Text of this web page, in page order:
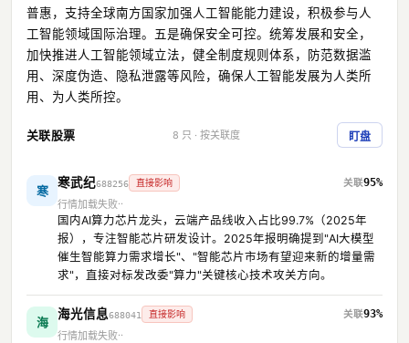
普惠，支持全球南方国家加强人工智能能力建设，积极参与人
工智能领域国际治理。五是确保安全可控。统筹发展和安全，
加快推进人工智能领域立法，健全制度规则体系，防范数据滥
用、深度伪造、隐私泄露等风险，确保人工智能发展为人类所
用、为人类所控。
关联股票 8 只 · 按关联度 盯盘
寒
寒武纪688256 直接影响
95%
行情加载失败
国内AI算力芯片龙头，云端产品线收入占比99.7%（2025年
报），专注智能芯片研发设计。2025年报明确提到"AI大模型
催生智能算力需求增长"、"智能芯片市场有望迎来新的增量需
求"，直接对标发改委"算力"关键核心技术攻关方向。
海
海光信息688041 直接影响
93%
行情加载失败